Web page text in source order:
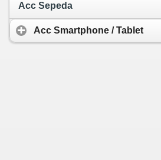
Acc Sepeda
Acc Smartphone / Tablet